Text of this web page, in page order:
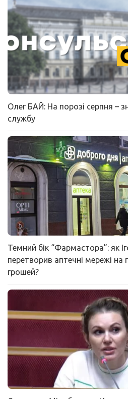
Олег БАЙ: На порозі серпня –
службу
Темний бік “Фармастора”: як
перетворив аптечні мережі на
грошей?